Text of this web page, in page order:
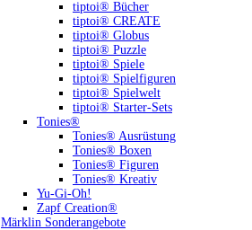
tiptoi® Bücher
tiptoi® CREATE
tiptoi® Globus
tiptoi® Puzzle
tiptoi® Spiele
tiptoi® Spielfiguren
tiptoi® Spielwelt
tiptoi® Starter-Sets
Tonies®
Tonies® Ausrüstung
Tonies® Boxen
Tonies® Figuren
Tonies® Kreativ
Yu-Gi-Oh!
Zapf Creation®
Märklin Sonderangebote